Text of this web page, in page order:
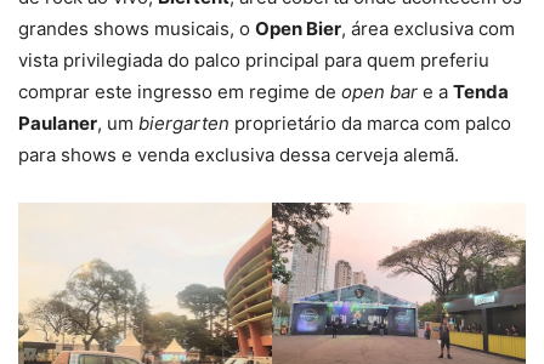
grandes shows musicais, o Open Bier, área exclusiva com
vista privilegiada do palco principal para quem preferiu
comprar este ingresso em regime de open bar e a Tenda
Paulaner, um biergarten proprietário da marca com palco
para shows e venda exclusiva dessa cerveja alemã.